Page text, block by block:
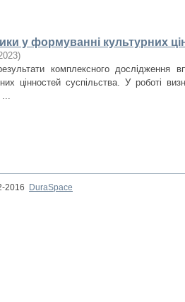
у формуванні культурних
)
комплексного дослідження
цінностей суспільства. У роботі
...
2016
DuraSpace